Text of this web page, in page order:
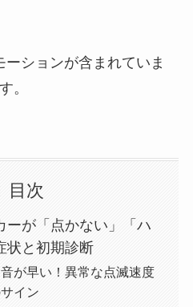
ションが含まれていま
す。
目次
ーが「点かない」「ハ
状と初期診断
音が早い！異常な点滅速度
イン